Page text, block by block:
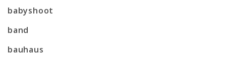
babyshoot
band
bauhaus